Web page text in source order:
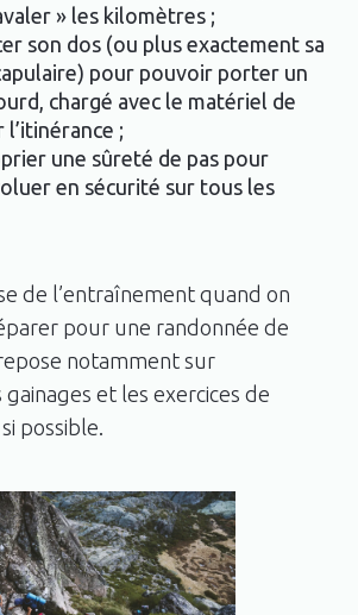
» les kilomètres ;
son dos (ou plus exactement sa
pour pouvoir porter un
chargé avec le matériel de
;
une sûreté de pas pour
en sécurité sur tous les
de l’entraînement quand on
pour une randonnée de
notamment sur
gainages et les exercices de
possible.